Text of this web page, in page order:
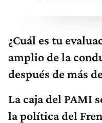
¿Cuál es tu
amplio de la
después de más
La caja del PAMI
la política del